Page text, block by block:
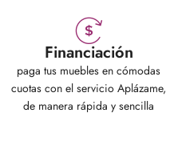
Financiación
paga tus muebles en cómodas
cuotas con el servicio Aplázame,
de manera rápida y sencilla